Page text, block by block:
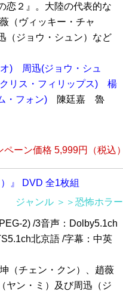
恋２』。大陸の代表的な
（ヴィッキー・チャ
（ジョウ・シュン）など
)
周迅(ジョウ・シュ
リス・フィリップス)
楊
・フォン) 陳廷嘉 魯
ペーン価格 5,999円（税込）
』 DVD 全1枚組
ジャンル ＞＞恐怖ホラー
2) /3音声：Dolby5.1ch
北京語 /字幕：中英
（チェン・クン）、趙薇
ヤン・ミ）及び周迅（ジ